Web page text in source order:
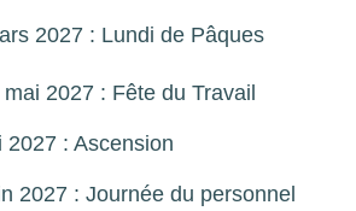
2027 : Lundi de Pâques
mai 2027 : Fête du Travail
2027 : Ascension
2027 : Journée du personnel